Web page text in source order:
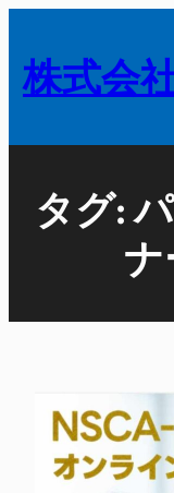
を
キ
株式会
タグ: